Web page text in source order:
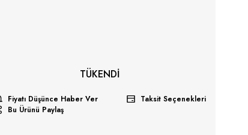
TÜKENDI
Fiyatı Düşünce Haber Ver
Taksit Seçenekleri
Bu Ürünü Paylaş